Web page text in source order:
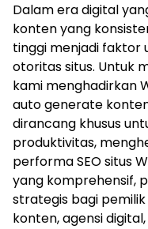
Dalam era digital
konten yang
tinggi menjadi faktor
otoritas situs. Untuk
kami menghadirkan
auto generate
dirancang khusus
produktivitas,
performa SEO situs
yang komprehensif,
strategis bagi
konten, agensi